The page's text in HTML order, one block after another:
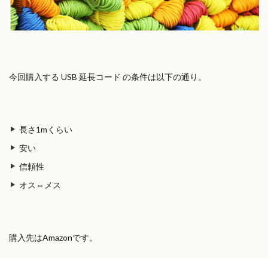
今回購入する USB 延長コード の条件は以下の通り。
長さ1mくらい
安い
信頼性
オス⇔メス
購入先はAmazonです。